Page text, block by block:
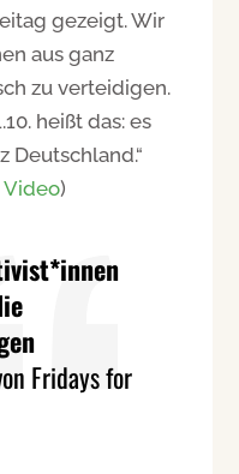
gezeigt. Wir
aus ganz
zu verteidigen.
heißt das: es
Deutschland.“
)
Fridays for